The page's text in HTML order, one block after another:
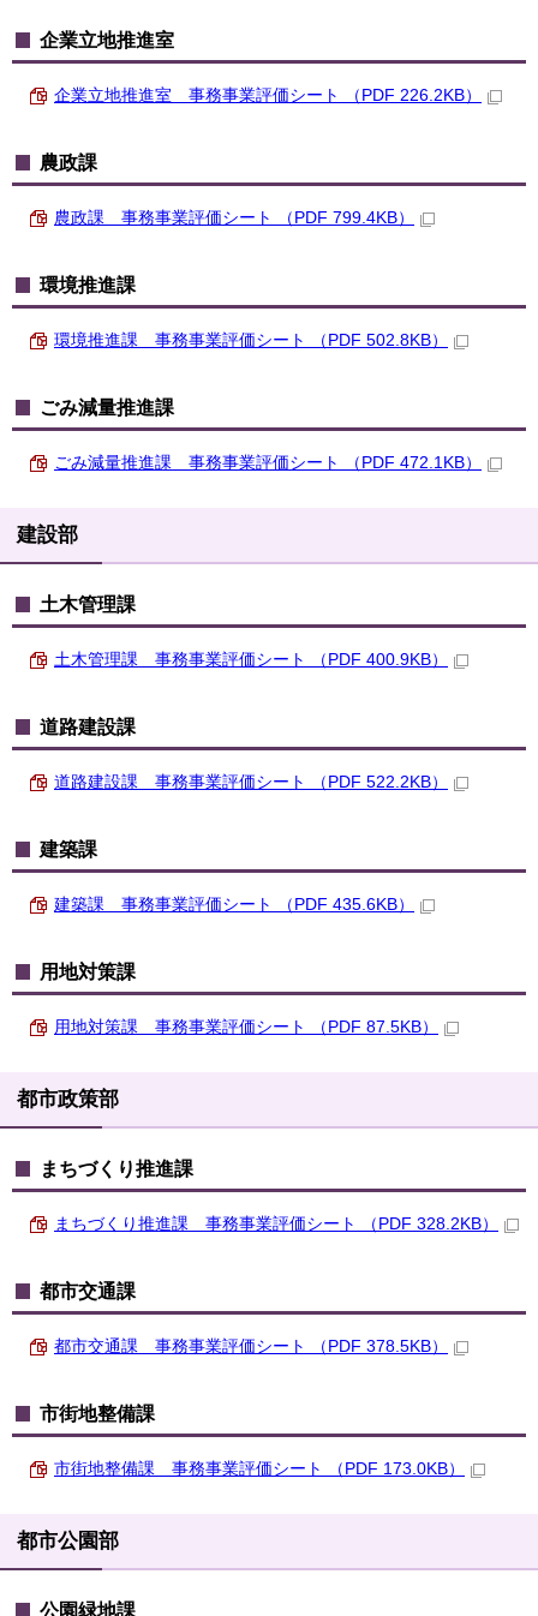
企業立地推進室
企業立地推進室 事務事業評価シート （PDF 226.2KB）
農政課
農政課 事務事業評価シート （PDF 799.4KB）
環境推進課
環境推進課 事務事業評価シート （PDF 502.8KB）
ごみ減量推進課
ごみ減量推進課 事務事業評価シート （PDF 472.1KB）
建設部
土木管理課
土木管理課 事務事業評価シート （PDF 400.9KB）
道路建設課
道路建設課 事務事業評価シート （PDF 522.2KB）
建築課
建築課 事務事業評価シート （PDF 435.6KB）
用地対策課
用地対策課 事務事業評価シート （PDF 87.5KB）
都市政策部
まちづくり推進課
まちづくり推進課 事務事業評価シート （PDF 328.2KB）
都市交通課
都市交通課 事務事業評価シート （PDF 378.5KB）
市街地整備課
市街地整備課 事務事業評価シート （PDF 173.0KB）
都市公園部
公園緑地課